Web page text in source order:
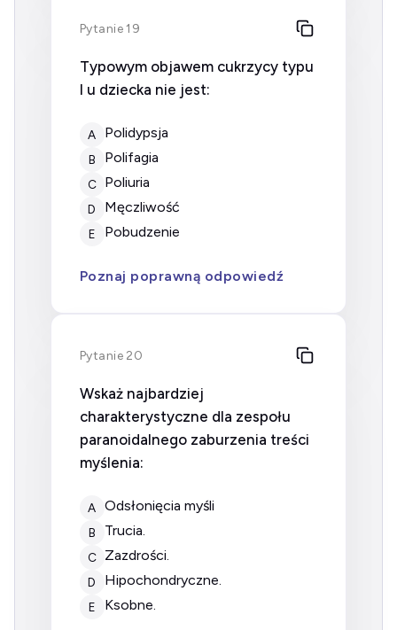
Pytanie 19
Typowym objawem cukrzycy typu
I u dziecka nie jest:
A polidypsja
B polifagia
C poliuria
D męczliwość
E pobudzenie
Poznaj poprawną odpowiedź
Pytanie 20
Wskaż najbardziej
charakterystyczne dla zespołu
paranoidalnego zaburzenia treści
myślenia:
A odsłonięcia myśli
B trucia.
C zazdrości.
D hipochondryczne.
E ksobne.